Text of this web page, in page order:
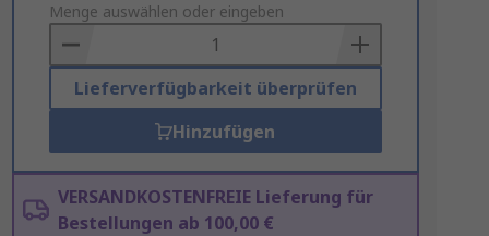
to
Basket
Menge auswählen oder eingeben
Lieferverfügbarkeit überprüfen
Hinzufügen
VERSANDKOSTENFREIE Lieferung für
Bestellungen ab 100,00 €